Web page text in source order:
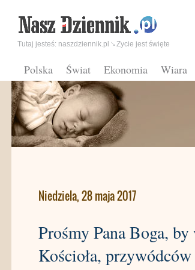
Polska Świat Ekonomia Wiara
Tutaj jesteś: naszdziennik.pl Zycie jest święte
Niedziela, 28 maja 2017
Prośmy Pana Boga, by
Kościoła,